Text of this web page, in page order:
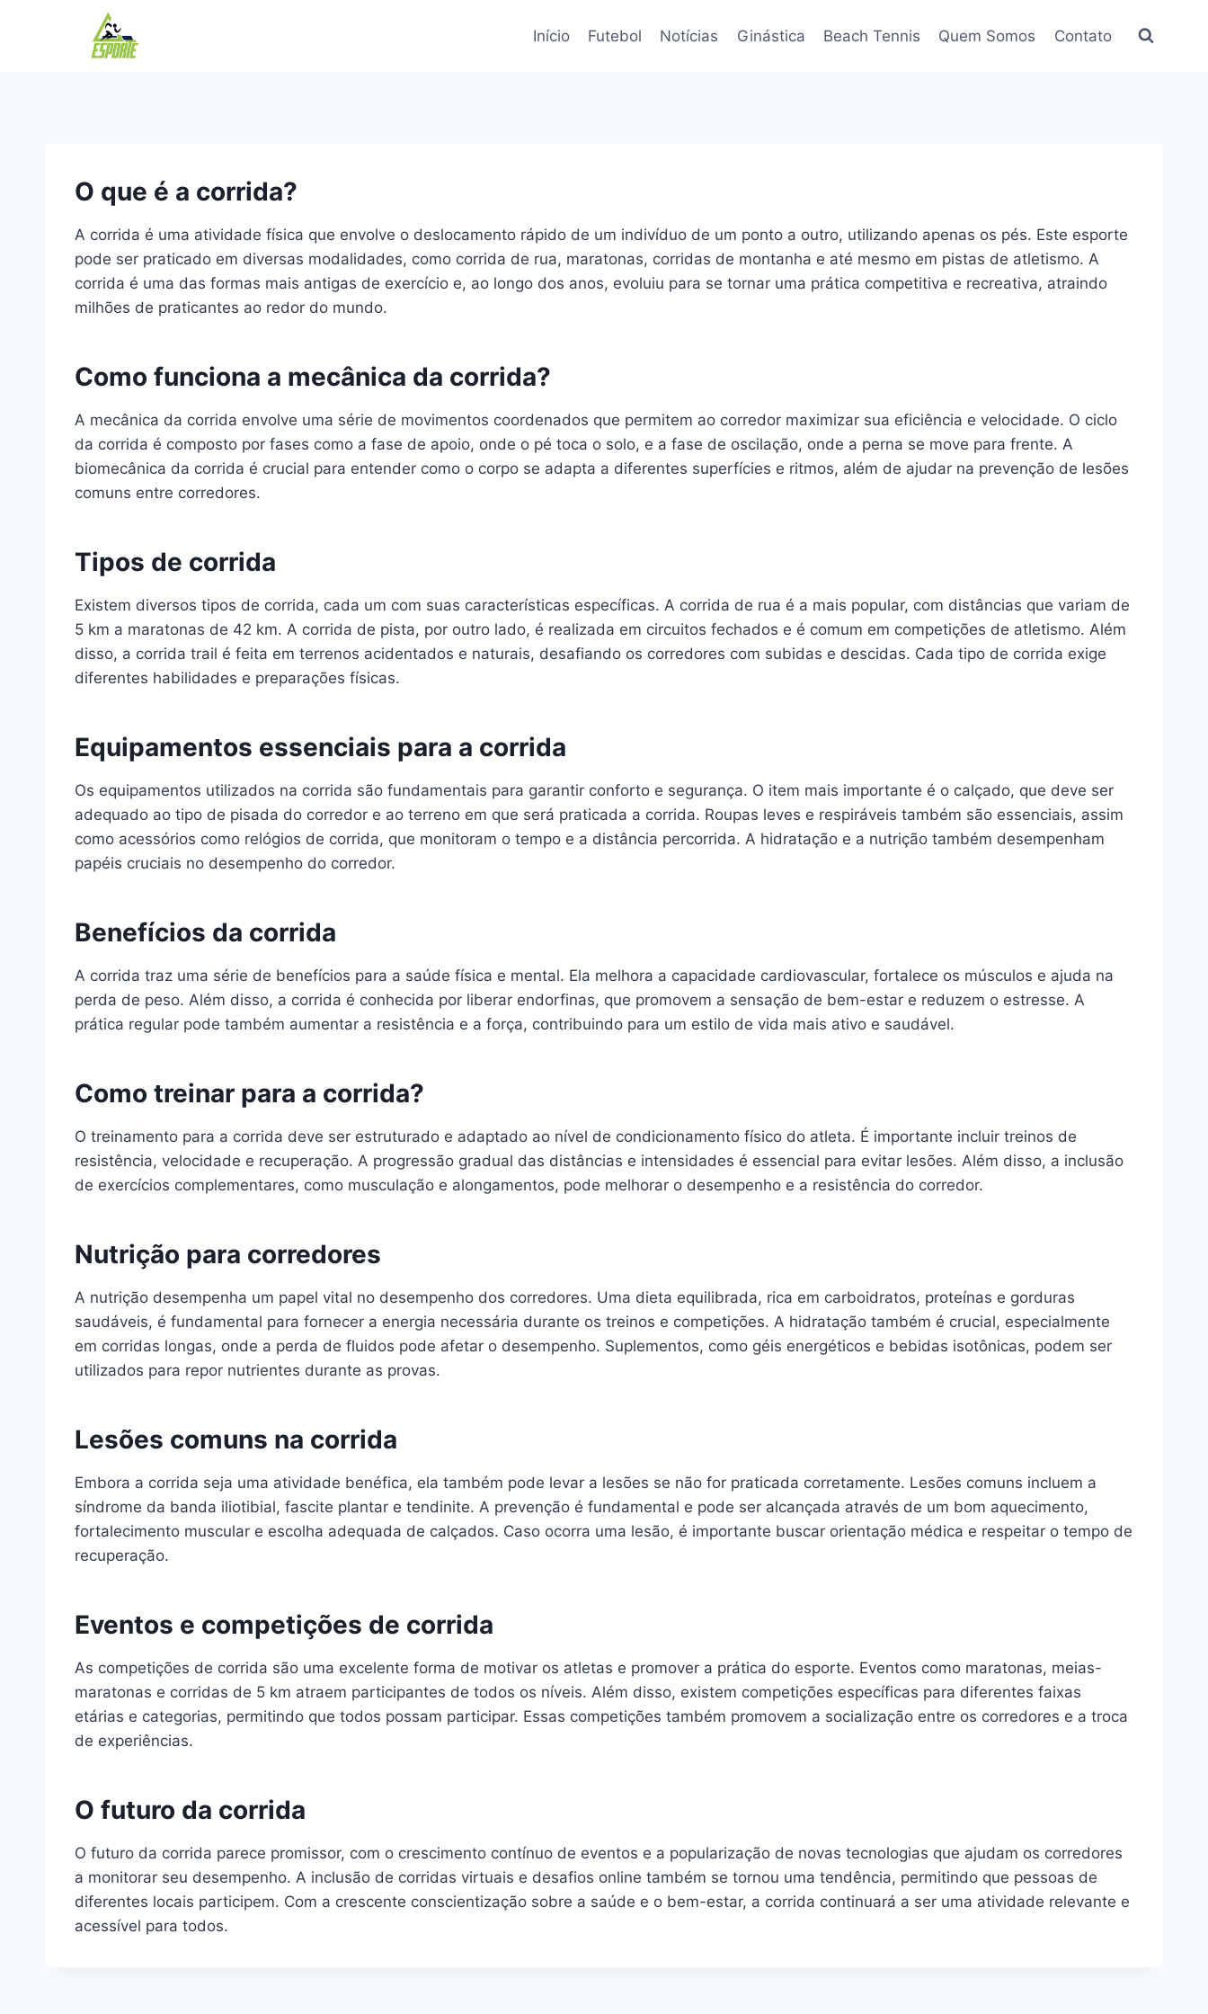
Início Futebol Notícias Ginástica Beach Tennis Quem Somos Contato
O que é a corrida?
A corrida é uma atividade física que envolve o deslocamento rápido de um indivíduo de um ponto a outro, utilizando apenas os pés. Este esporte
pode ser praticado em diversas modalidades, como corrida de rua, maratonas, corridas de montanha e até mesmo em pistas de atletismo. A
corrida é uma das formas mais antigas de exercício e, ao longo dos anos, evoluiu para se tornar uma prática competitiva e recreativa, atraindo
milhões de praticantes ao redor do mundo.
Como funciona a mecânica da corrida?
A mecânica da corrida envolve uma série de movimentos coordenados que permitem ao corredor maximizar sua eficiência e velocidade. O ciclo
da corrida é composto por fases como a fase de apoio, onde o pé toca o solo, e a fase de oscilação, onde a perna se move para frente. A
biomecânica da corrida é crucial para entender como o corpo se adapta a diferentes superfícies e ritmos, além de ajudar na prevenção de lesões
comuns entre corredores.
Tipos de corrida
Existem diversos tipos de corrida, cada um com suas características específicas. A corrida de rua é a mais popular, com distâncias que variam de
5 km a maratonas de 42 km. A corrida de pista, por outro lado, é realizada em circuitos fechados e é comum em competições de atletismo. Além
disso, a corrida trail é feita em terrenos acidentados e naturais, desafiando os corredores com subidas e descidas. Cada tipo de corrida exige
diferentes habilidades e preparações físicas.
Equipamentos essenciais para a corrida
Os equipamentos utilizados na corrida são fundamentais para garantir conforto e segurança. O item mais importante é o calçado, que deve ser
adequado ao tipo de pisada do corredor e ao terreno em que será praticada a corrida. Roupas leves e respiráveis também são essenciais, assim
como acessórios como relógios de corrida, que monitoram o tempo e a distância percorrida. A hidratação e a nutrição também desempenham
papéis cruciais no desempenho do corredor.
Benefícios da corrida
A corrida traz uma série de benefícios para a saúde física e mental. Ela melhora a capacidade cardiovascular, fortalece os músculos e ajuda na
perda de peso. Além disso, a corrida é conhecida por liberar endorfinas, que promovem a sensação de bem-estar e reduzem o estresse. A
prática regular pode também aumentar a resistência e a força, contribuindo para um estilo de vida mais ativo e saudável.
Como treinar para a corrida?
O treinamento para a corrida deve ser estruturado e adaptado ao nível de condicionamento físico do atleta. É importante incluir treinos de
resistência, velocidade e recuperação. A progressão gradual das distâncias e intensidades é essencial para evitar lesões. Além disso, a inclusão
de exercícios complementares, como musculação e alongamentos, pode melhorar o desempenho e a resistência do corredor.
Nutrição para corredores
A nutrição desempenha um papel vital no desempenho dos corredores. Uma dieta equilibrada, rica em carboidratos, proteínas e gorduras
saudáveis, é fundamental para fornecer a energia necessária durante os treinos e competições. A hidratação também é crucial, especialmente
em corridas longas, onde a perda de fluidos pode afetar o desempenho. Suplementos, como géis energéticos e bebidas isotônicas, podem ser
utilizados para repor nutrientes durante as provas.
Lesões comuns na corrida
Embora a corrida seja uma atividade benéfica, ela também pode levar a lesões se não for praticada corretamente. Lesões comuns incluem a
síndrome da banda iliotibial, fascite plantar e tendinite. A prevenção é fundamental e pode ser alcançada através de um bom aquecimento,
fortalecimento muscular e escolha adequada de calçados. Caso ocorra uma lesão, é importante buscar orientação médica e respeitar o tempo de
recuperação.
Eventos e competições de corrida
As competições de corrida são uma excelente forma de motivar os atletas e promover a prática do esporte. Eventos como maratonas, meias-
maratonas e corridas de 5 km atraem participantes de todos os níveis. Além disso, existem competições específicas para diferentes faixas
etárias e categorias, permitindo que todos possam participar. Essas competições também promovem a socialização entre os corredores e a troca
de experiências.
O futuro da corrida
O futuro da corrida parece promissor, com o crescimento contínuo de eventos e a popularização de novas tecnologias que ajudam os corredores
a monitorar seu desempenho. A inclusão de corridas virtuais e desafios online também se tornou uma tendência, permitindo que pessoas de
diferentes locais participem. Com a crescente conscientização sobre a saúde e o bem-estar, a corrida continuará a ser uma atividade relevante e
acessível para todos.